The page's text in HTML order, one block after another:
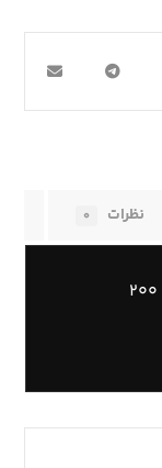
نظرات ۰